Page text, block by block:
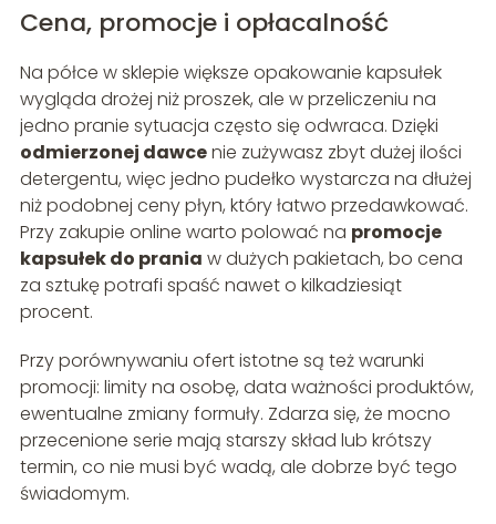
Cena, promocje i opłacalność
Na półce w sklepie większe opakowanie kapsułek
wygląda drożej niż proszek, ale w przeliczeniu na
jedno pranie sytuacja często się odwraca. Dzięki
odmierzonej dawcenie zużywasz zbyt dużej ilości
detergentu, więc jedno pudełko wystarcza na dłużej
niż podobnej ceny płyn, który łatwo przedawkować.
Przy zakupie online warto polować na promocje
kapsułek do prania w dużych pakietach, bo cena
za sztukę potrafi spaść nawet o kilkadziesiąt
procent.
Przy porównywaniu ofert istotne są też warunki
promocji: limity na osobę, data ważności produktów,
ewentualne zmiany formuły. Zdarza się, że mocno
przecenione serie mają starszy skład lub krótszy
termin, co nie musi być wadą, ale dobrze być tego
świadomym.